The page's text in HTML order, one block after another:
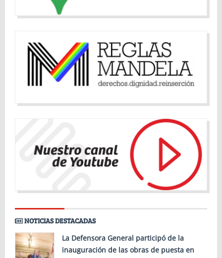
NOTICIAS DESTACADAS
La Defensora General participó de la
inauguración de las obras de puesta en